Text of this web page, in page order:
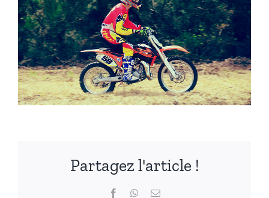
Partagez l'article !
FacebookWhatsApp
Email